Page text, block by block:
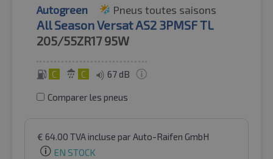
Autogreen Pneus toutes saisons
All Season Versat AS2 3PMSF TL
205/55ZR17 95W
C C 67 dB
Comparer les pneus
€ 64.00 TVA incluse par Auto-Raifen GmbH
EN STOCK